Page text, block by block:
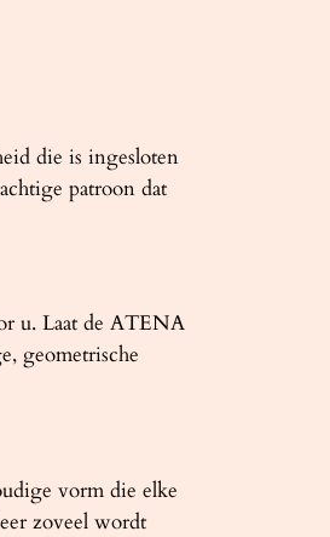
die is ingesloten
patroon dat
u. Laat de ATENA
geometrische
vorm die elke
zoveel wordt